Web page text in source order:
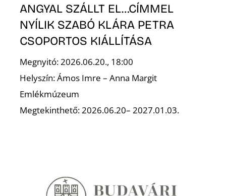
ANGYAL SZÁLLT EL…CÍMMEL
NYÍLIK SZABÓ KLÁRA PETRA
CSOPORTOS KIÁLLÍTÁSA
Megnyitó: 2026.06.20., 18:00
Helyszín: Ámos Imre – Anna Margit
Emlékmúzeum
Megtekinthető: 2026.06.20– 2027.01.03.